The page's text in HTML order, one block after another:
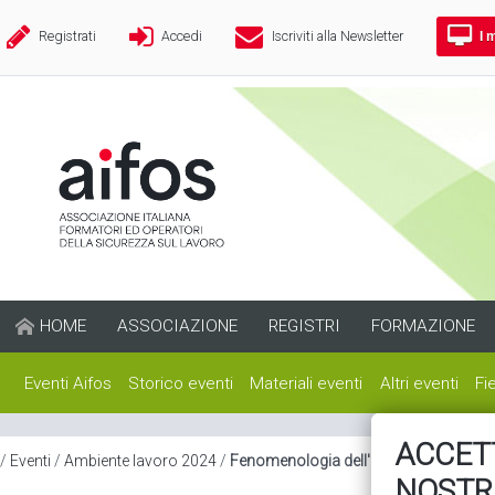
Registrati Accedi Iscriviti alla Newsletter I
HOME ASSOCIAZIONE REGISTRI FORMAZIONE
Eventi Aifos Storico eventi Materiali eventi Altri eventi
/ Eventi / Ambiente lavoro 2024 / Fenomenologia dell'aggressività